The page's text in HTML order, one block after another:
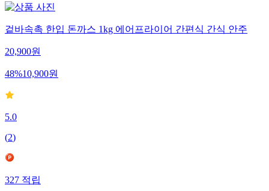
겉바속촉 한입 돈까스 1kg 에어프라이어 간편식 간식 안주
20,900원
48%10,900원
5.0
(2)
327 적립